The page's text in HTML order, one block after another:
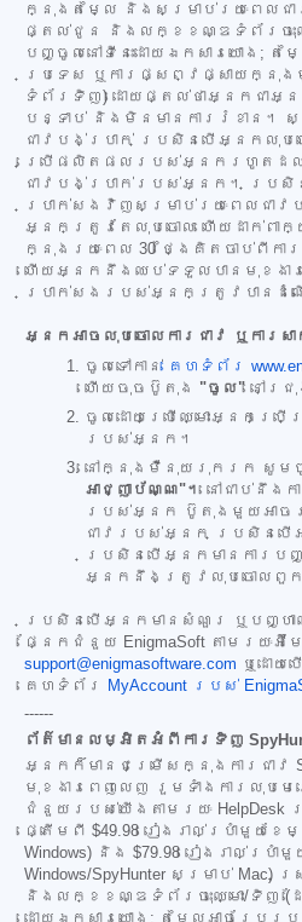
ក្នុងតម្លៃ និងសម្រាប់រយៈពេលជ
ផ្តល់ជូន និងលក្ខខណ្ឌទំព័រចុះឈ្ម
បញ្ចូលនៅទីនេះដោយឯកសារយោង; ត
ប្រទេស ឬការផ្សព្វផ្សាយក្នុ
ទំព័រទិញ) ដោយផ្តល់ថាអ្នកជាអ្ន
បន្ទាប់ និងមិនមានការរំខាន។
ជាវបង់ប្រាក់ ប្រសិនបើអ្នកលុ
ប្រើផលិតផលរបស់អ្នករហូតដល់
ជាវបង់ប្រាក់របស់អ្នក។ ប្រសិ
ប្រាក់សងវិញសម្រាប់រយៈពេលជ
អ្នកត្រូវតែលុបចោល ហើយដាក់ពា
ក្នុងរយៈពេល 30 ថ្ងៃគិតចាប់
ហើយអ្នកនឹងឈប់ទទួលបានមុខងារព
ប្រាក់សងរបស់អ្នកត្រូវបានដំណ
អ្នកអាចលុបចោលការជាវ ឬការស
ចូលទៅកាន់ គេហទំព័រ
ហើយចុចប៊ូតុង "ចូល" នៅជ្រុ
ចូលដោយប្រើឈ្មោះអ្នកប្រ
របស់អ្នក។
នៅក្នុងម៉ឺនុយរុករក សូមចូ
អាជ្ញាប័ណ្ណ"។ នៅជាប់នឹង
របស់អ្នក ប៊ូតុងមួយអាចរ
ជាវរបស់អ្នក ប្រសិនបើ
ប្រសិនបើអ្នកមានការប
អ្នកនឹងត្រូវលុបចោលពួក
ប្រសិនបើអ្នកមានសំណួរ ឬបញ្ហា
ផ្នែកជំនួយ EnigmaSoft តាមរយៈអ៊ីម
support@enigmasoftware.com ឬដោយ
គេហទំព័រ
MyAccount របស់
------
ព័ត៌មានលម្អិតអំពីការទិញ
អ្នកក៏មានជម្រើសក្នុងការជាវ
មុខងារពេញលេញ រួមទាំងការលុបម
ជំនួយរបស់យើងតាមរយៈ HelpDesk
ផ្តើមពី $49.98 រៀងរាល់ប្រាំមួយខែម្
Windows) និង $79.98 រៀងរាល់ប្រាំមួ
Windows/SpyHunter សម្រាប់
និងលក្ខខណ្ឌទំព័រចុះឈ្មោះ/ទិញ (ដ
ដោយឯកសារយោង; តម្លៃអាចប្រែប្